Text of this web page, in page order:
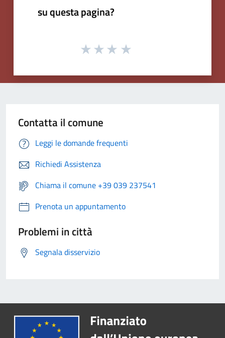
su questa pagina?
Contatta il comune
Leggi le domande frequenti
Richiedi Assistenza
Chiama il comune +39 039 237541
Prenota un appuntamento
Problemi in città
Segnala disservizio